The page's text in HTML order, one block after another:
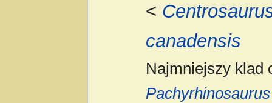
<
canadensis
Najmniejszy klad